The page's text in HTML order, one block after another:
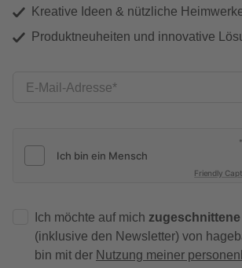
Kreative Ideen & nützliche
Produktneuheiten und innovative
E-Mail-Adresse
Friendly
Ich möchte auf mich
(inklusive den Newsletter) von
bin mit der Nutzung meiner